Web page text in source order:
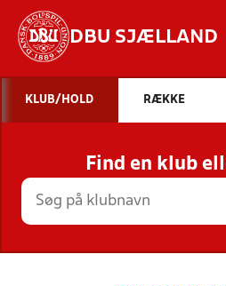
DBU SJÆLLAND
STILLINGER,
HOLD
KLUB/HOLD RÆKKE
Find en klub